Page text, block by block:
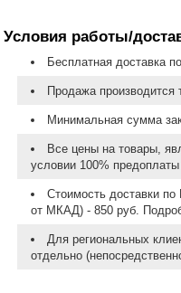
Условия работы/
Бесплатная доставка
Продажа
Минимальная сумма
Все цены на товары,
условии 100%
Стоимость доставки
от МКАД) - 850 руб.
Для региональных
отдельно